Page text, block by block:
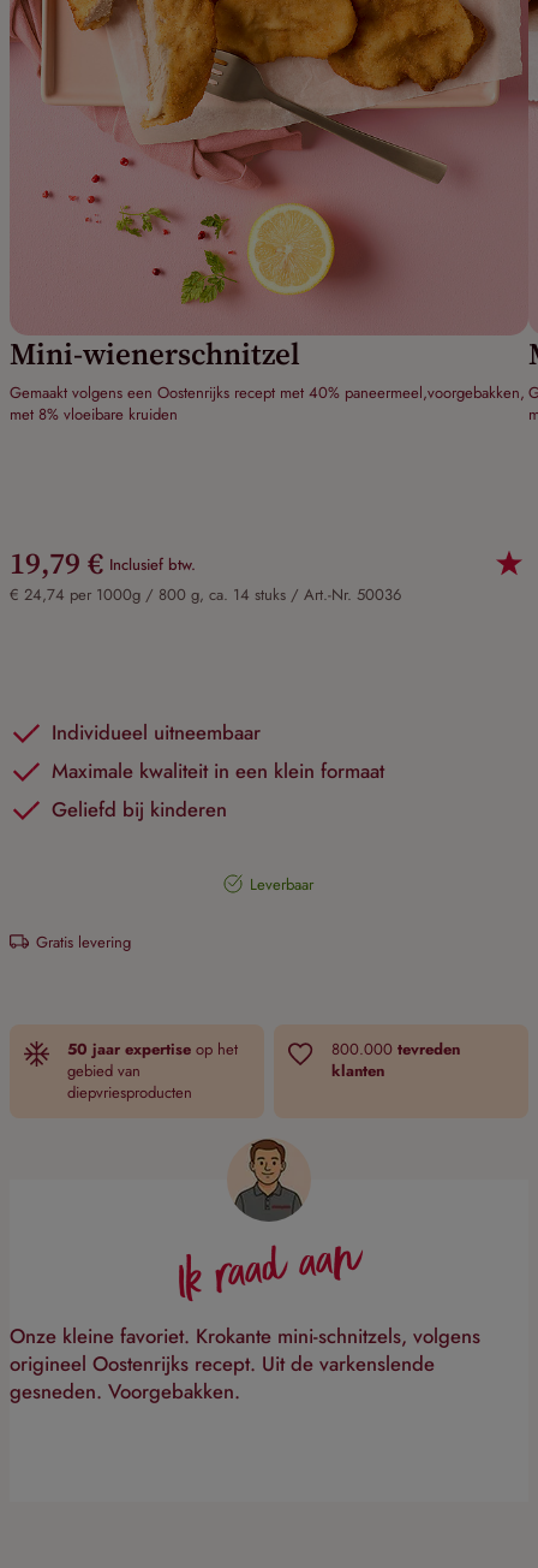
Mini-wienerschnitzel
Gemaakt volgens een Oostenrijks recept met 40% paneermeel,voorgebakken,
met 8% vloeibare kruiden
19,79 € Inclusief btw.
€ 24,74 per 1000g / 800 g, ca. 14 stuks / Art.-Nr. 50036
Individueel uitneembaar
Maximale kwaliteit in een klein formaat
Geliefd bij kinderen
Leverbaar
Gratis levering
50 jaar expertise op het
gebied van
diepvriesproducten
800.000 tevreden
klanten
Ik raad aan
Onze kleine favoriet. Krokante mini-schnitzels, volgens
origineel Oostenrijks recept. Uit de varkenslende
gesneden. Voorgebakken.